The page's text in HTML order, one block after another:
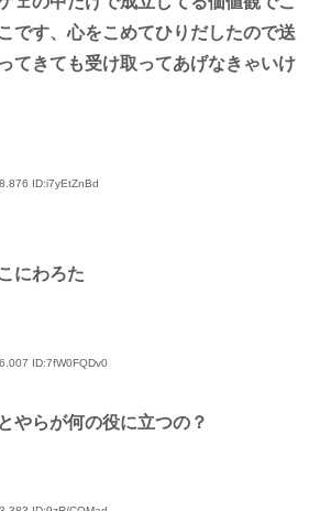
です、心をこめてひりだしたので送
てきても受け取ってあげなきゃいけ
ID:i7yEtZnBd
にわろた
ID:7fW0FQDv0
やらが何の役に立つの？